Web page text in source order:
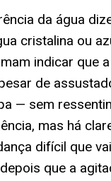
da água
cristalina ou
indicar que
de
— sem
mas há
difícil que
que a